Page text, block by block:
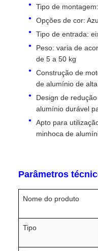
Tipo de
Opções de cor:
Tipo de entrada:
Peso: varia de
de 5 a 50 kg
Construção de
de alumínio de
Design de
alumínio durável
Apto para
minhoca de
Parâmetros
Nome do produto
Tipo